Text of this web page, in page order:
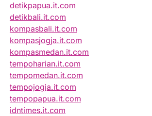
detikpapua.it.com
detikbali.it.com
kompasbali.it.com
kompasjogja.it.com
kompasmedan.it.com
tempoharian.it.com
tempomedan.it.com
tempojogja.it.com
tempopapua.it.com
idntimes.it.com